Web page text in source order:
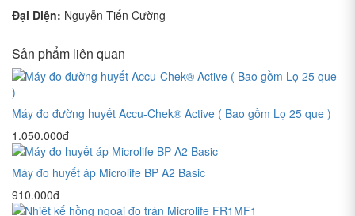
Đại Diện: Nguyễn Tiến Cường
Sản phẩm liên quan
Máy đo đường huyết Accu-Chek® Active ( Bao gồm Lọ 25 que )
1.050.000đ
Máy đo huyết áp Microlife BP A2 Basic
910.000đ